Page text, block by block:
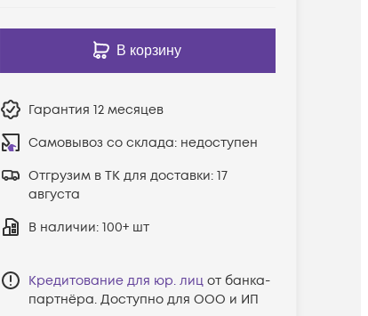
В корзину
Гарантия 12 месяцев
Самовывоз со склада: недоступен
Отгрузим в ТК для доставки: 17
августа
В наличии: 100+ шт
Кредитование для юр. лиц от банка-
партнёра. Доступно для ООО и ИП